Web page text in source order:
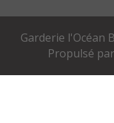
Garderie l'Océan
Propulsé par